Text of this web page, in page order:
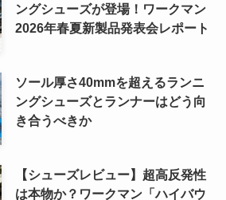
ングシューズが登場！ワークマン
2026年春夏新製品発表会レポート
ソール厚さ40mmを超えるランニ
ングシューズとランナーはどう向
き合うべきか
【シューズレビュー】超高反発性
は本物か？ワークマン「ハイバウ